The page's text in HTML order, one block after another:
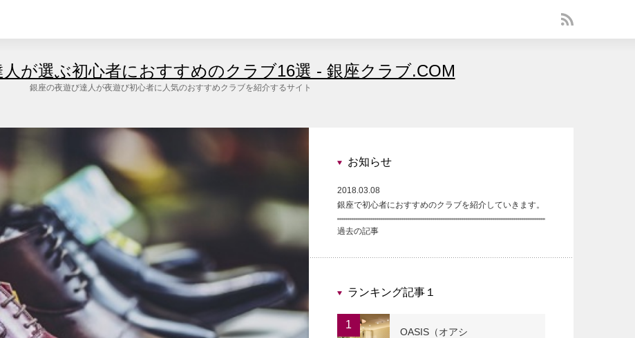
が選ぶ初心者におすすめのクラブ16選 - 銀座クラブ.COM
銀座の夜遊び達人が夜遊び初心者に人気のおすすめクラブを紹介するサイト
お知らせ
2018.03.08
銀座で初心者におすすめのクラブを紹介していきます。
過去の記事
ランキング記事１
1
OASIS（オアシ